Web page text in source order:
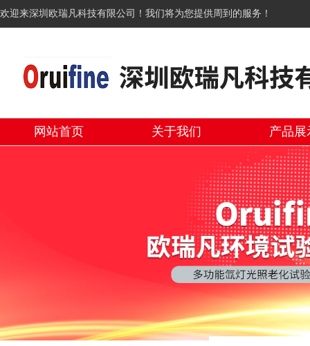
欢迎来深圳欧瑞凡科技有限公司！我们将为您提供周到的服务！
网站首页 关于我们 产品展